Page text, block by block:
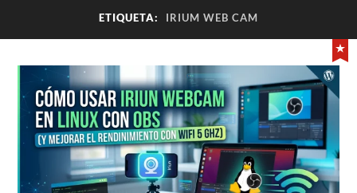
ETIQUETA: IRIUM WEB CAM